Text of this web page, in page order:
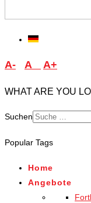
A- A A+
WHAT ARE YOU
Suchen
for results.
Popular Tags
Home
Angebote